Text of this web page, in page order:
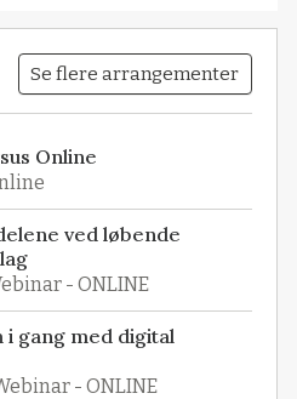
Se flere arrangementer
Online
ved løbende
- ONLINE
i gang med digital
- ONLINE